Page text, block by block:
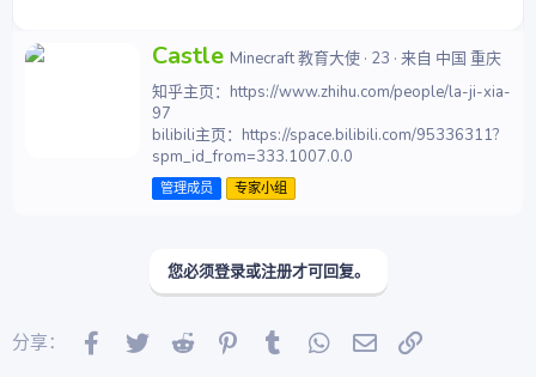
撰
者
Castle Minecraft 教育大使 · 23 · 来自 中国 重庆
知乎主页：https://www.zhihu.com/people/la-ji-xia-
97
bilibili主页：https://space.bilibili.com/95336311?
spm_id_from=333.1007.0.0
管理成员 专家小组
您必须登录或注册才可回复。
分享： Facebook
Twitter Reddit PinterestTumblr WhatsApp
邮件